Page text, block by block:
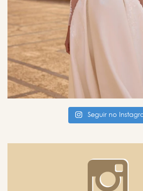
Seguir no